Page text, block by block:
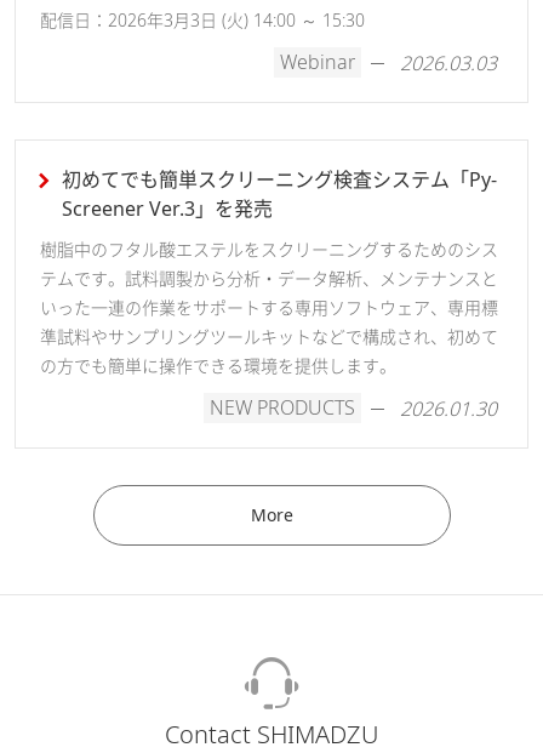
配信日：2026年3月3日 (火) 14:00 ～ 15:30
Webinar 2026.03.03
初めてでも簡単スクリーニング検査システム「Py-
Screener Ver.3」を発売
樹脂中のフタル酸エステルをスクリーニングするためのシス
テムです。試料調製から分析・データ解析、メンテナンスと
いった一連の作業をサポートする専用ソフトウェア、専用標
準試料やサンプリングツールキットなどで構成され、初めて
の方でも簡単に操作できる環境を提供します。
NEW PRODUCTS 2026.01.30
More
Contact SHIMADZU